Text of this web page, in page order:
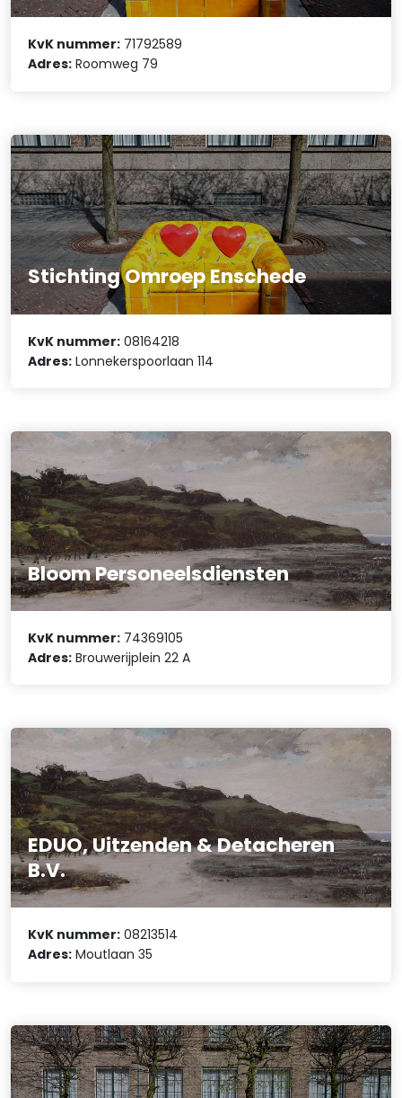
KvK nummer: 71792589
Adres: Roomweg 79
Stichting Omroep Enschede
KvK nummer: 08164218
Adres: Lonnekerspoorlaan 114
Bloom Personeelsdiensten
KvK nummer: 74369105
Adres: Brouwerijplein 22 A
EDUO, Uitzenden & Detacheren
B.V.
KvK nummer: 08213514
Adres: Moutlaan 35